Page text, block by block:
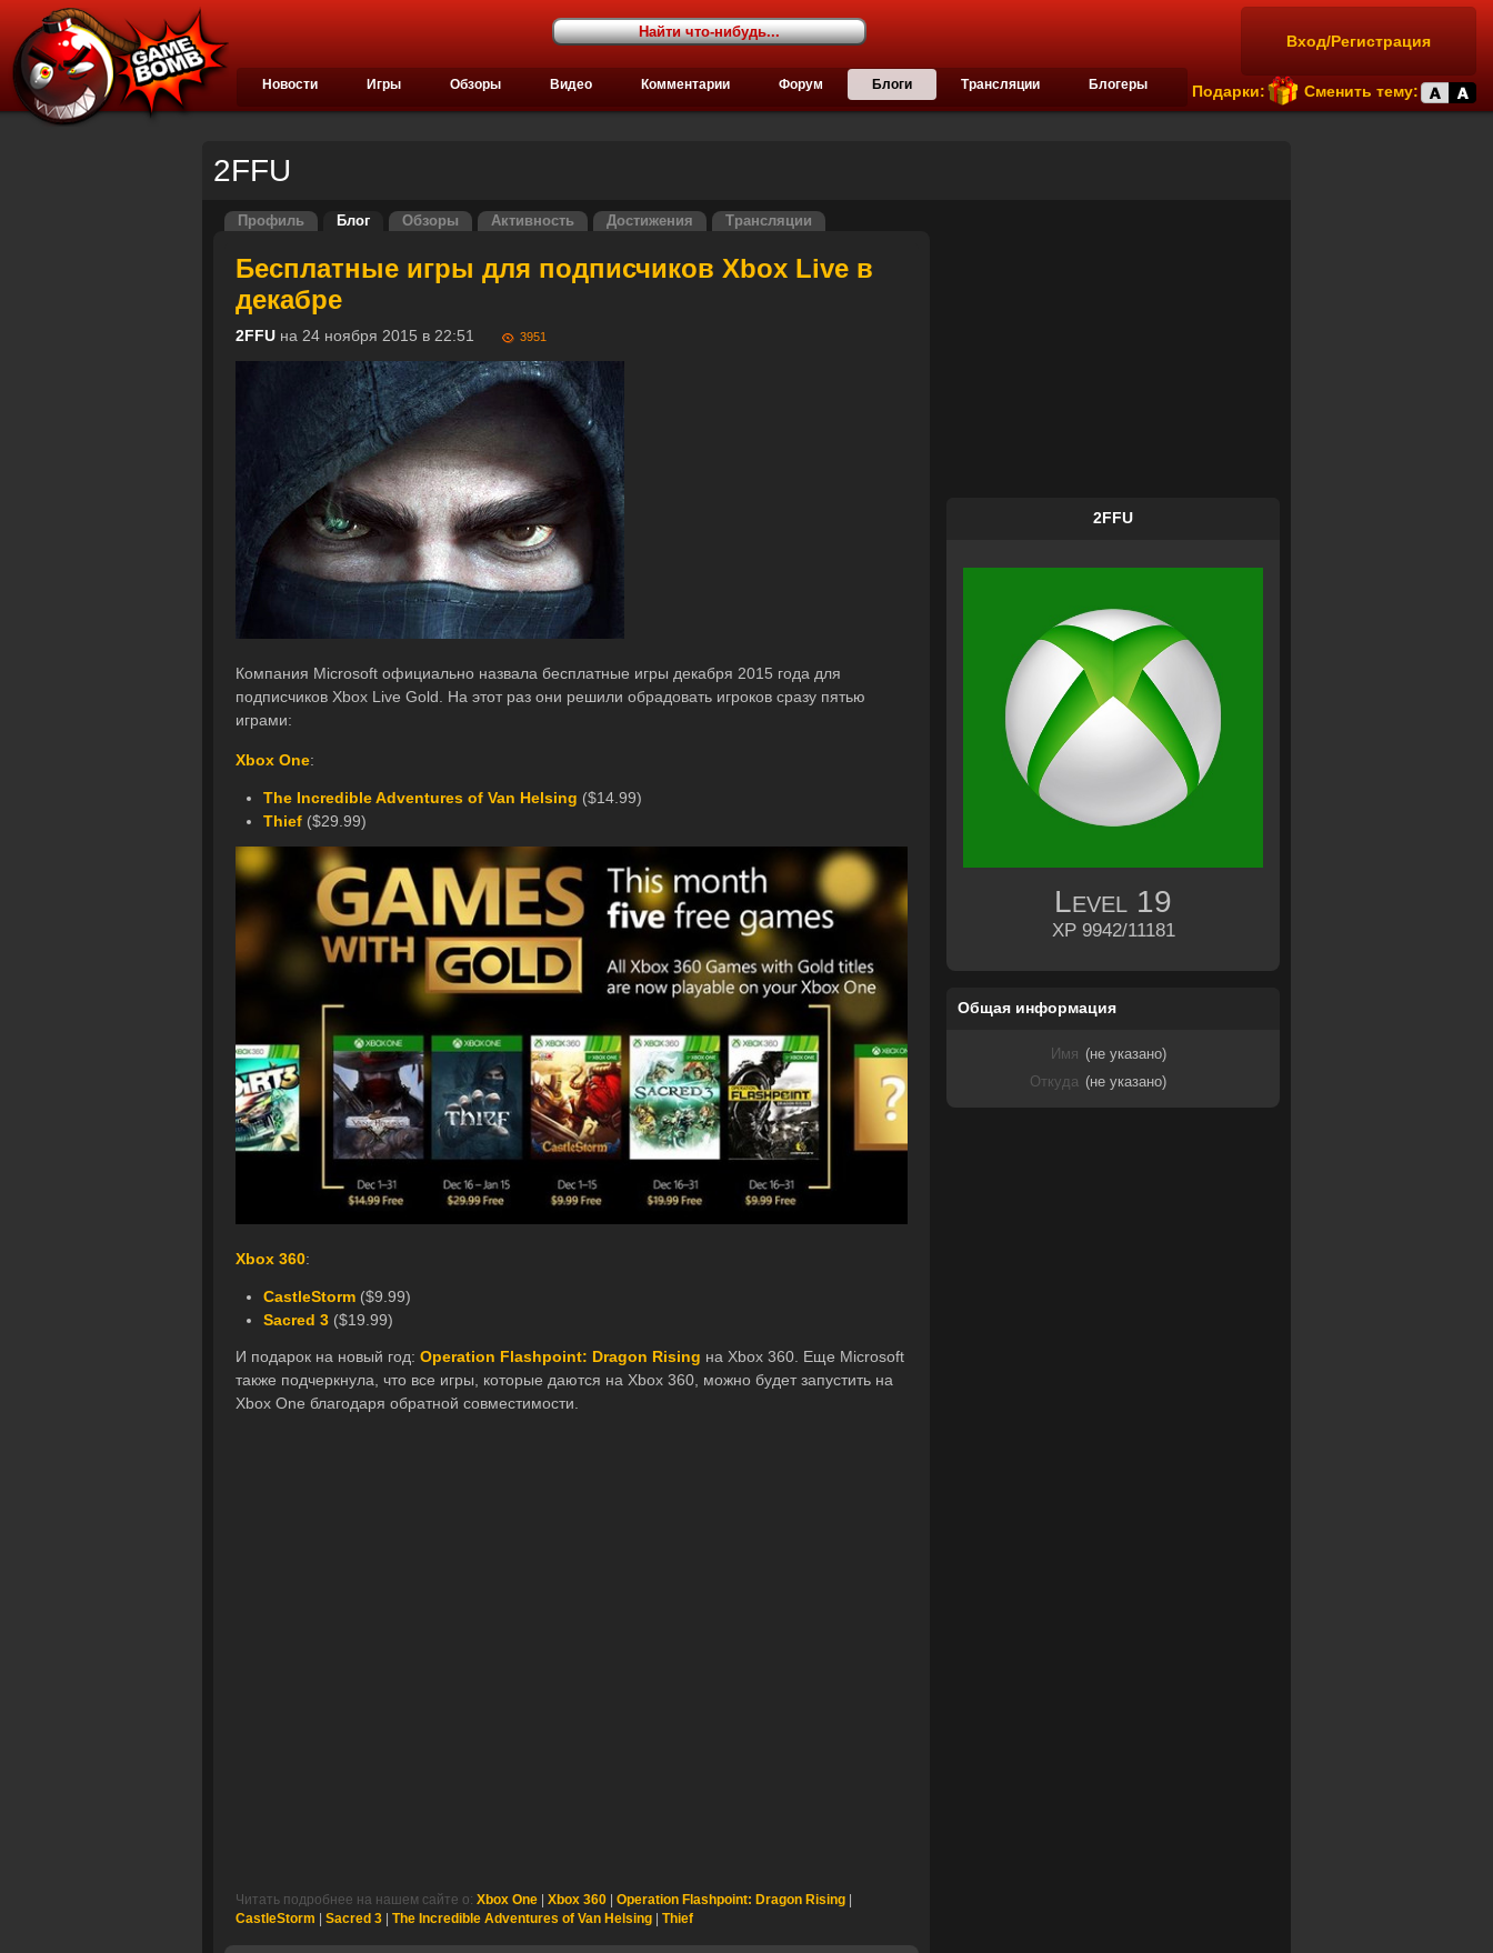
Вход/Регистрация
Подарки: Сменить тему:
Новости Игры Обзоры Видео Комментарии Форум Блоги Трансляции Блогеры
2FFU
Профиль Блог Обзоры Активность Достижения Трансляции
Бесплатные игры для подписчиков Xbox Live в
декабре
2FFU на 24 ноября 2015 в 22:51 3951
Компания Microsoft официально назвала бесплатные игры декабря 2015 года для
подписчиков Xbox Live Gold. На этот раз они решили обрадовать игроков сразу пятью
играми:
Xbox One:
The Incredible Adventures of Van Helsing ($14.99)
Thief ($29.99)
Xbox 360:
CastleStorm ($9.99)
Sacred 3 ($19.99)
И подарок на новый год: Operation Flashpoint: Dragon Rising на Xbox 360. Еще Microsoft
также подчеркнула, что все игры, которые даются на Xbox 360, можно будет запустить на
Xbox One благодаря обратной совместимости.
Читать подробнее на нашем сайте о: Xbox One | Xbox 360 | Operation Flashpoint: Dragon Rising |
CastleStorm | Sacred 3 | The Incredible Adventures of Van Helsing | Thief
2FFU
Level 19
XP 9942/11181
Общая информация
Имя (не указано)
Откуда (не указано)